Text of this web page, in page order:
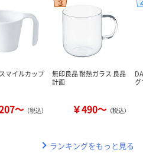
マイルカップ
～ （税込）
無印良品 耐熱ガラス 良品
計画
￥490～ （税込）
ランキングをもっと見る